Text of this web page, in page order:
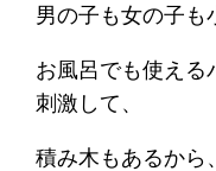
男の子も女の子も
お風呂でも使える
刺激して、
積み木もあるから